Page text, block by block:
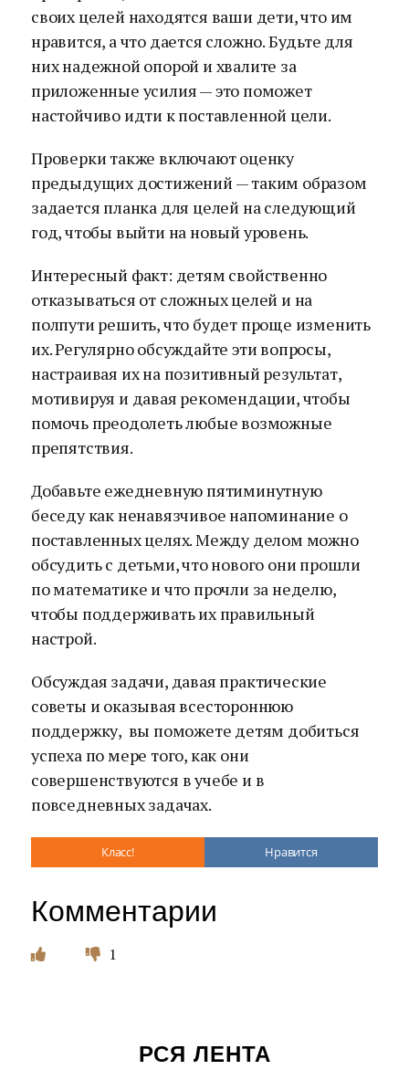
своих целей находятся ваши дети, что им
нравится, а что дается сложно. Будьте для
них надежной опорой и хвалите за
приложенные усилия — это поможет
настойчиво идти к поставленной цели.
Проверки также включают оценку
предыдущих достижений — таким образом
задается планка для целей на следующий
год, чтобы выйти на новый уровень.
Интересный факт: детям свойственно
отказываться от сложных целей и на
полпути решить, что будет проще изменить
их. Регулярно обсуждайте эти вопросы,
настраивая их на позитивный результат,
мотивируя и давая рекомендации, чтобы
помочь преодолеть любые возможные
препятствия.
Добавьте ежедневную пятиминутную
беседу как ненавязчивое напоминание о
поставленных целях. Между делом можно
обсудить с детьми, что нового они прошли
по математике и что прочли за неделю,
чтобы поддерживать их правильный
настрой.
Обсуждая задачи, давая практические
советы и оказывая всестороннюю
поддержку, вы поможете детям добиться
успеха по мере того, как они
совершенствуются в учебе и в
повседневных задачах.
Класс! Нравится
Комментарии
1
РСЯ ЛЕНТА